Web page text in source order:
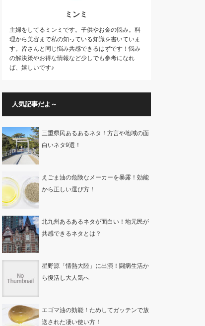
ミンミ
主婦をしてるミンミです。子供やお金の悩み。料
理から美容まで私の知っている知識を書いていま
す。皆さんと同じ悩み共感できるはずです！悩み
の解決策やお得な情報など少しでも参考になれ
ば、嬉しいです♪
人気記事だよ～
三重県民あるあるネタ！方言や地域の面
白いネタ9選！
えごま油の危険なメーカーを暴露！効能
から正しい選び方！
北九州あるあるネタが面白い！地元民が
共感できるネタとは？
星野源「情熱大陸」に出演！闘病生活か
ら復活し大人気へ
エゴマ油の効能！ためしてガッテンで放
送された凄い使い方！